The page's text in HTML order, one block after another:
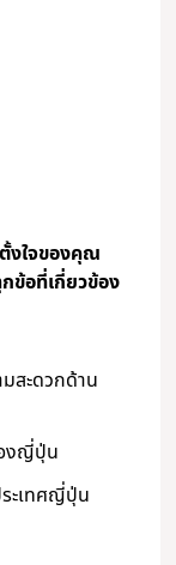
งใจของคุณ
ข้อที่เกี่ยวข้อง
สะดวกด้าน
งญี่ปุ่น
ะเทศญี่ปุ่น